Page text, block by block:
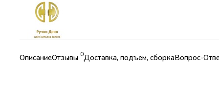
ОписаниеОтзывы 0Доставка, подъем, сборкаВопрос-